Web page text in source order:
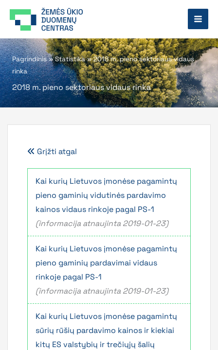
prie
Pagrindinis»Statistika»2018 m. pieno sektoriaus vidaus
rinka
2018 m. pieno sektoriaus vidaus rinka
Grįžti atgal
Kai kurių Lietuvos įmonėse pagamintų
pieno gaminių vidutinės pardavimo
kainos vidaus rinkoje pagal PS-1
(informacija atnaujinta 2019-01-23)
Kai kurių Lietuvos įmonėse pagamintų
pieno gaminių pardavimai vidaus
rinkoje pagal PS-1
(informacija atnaujinta 2019-01-23)
Kai kurių Lietuvos įmonėse pagamintų
sūrių rūšių pardavimo kainos ir kiekiai
kitų ES valstybių ir trečiųjų šalių